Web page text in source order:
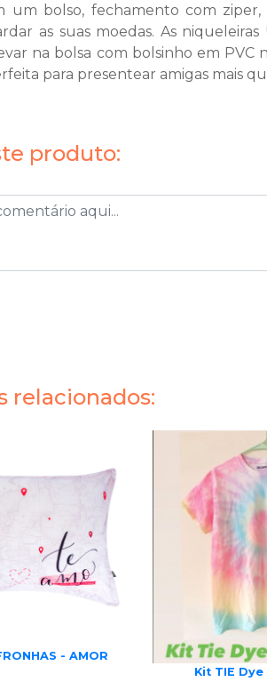
um bolso, fechamento com
as suas moedas. As
na bolsa com bolsinho em PVC
para presentear amigas mais
produto:
relacionados:
- AMOR
Kit TIE